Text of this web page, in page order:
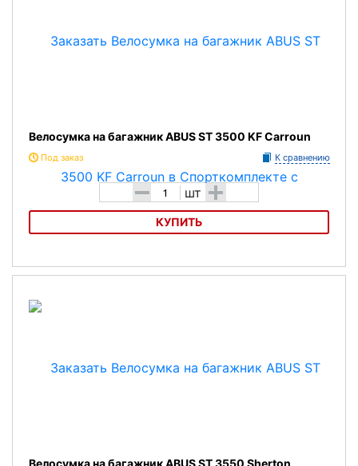
Велосумка на багажник ABUS ST 3500 KF Carroun
Под заказ К сравнению
- шт +
КУПИТЬ
Велосумка на багажник ABUS ST 3500 KF Carroun
Велосумка на багажник ABUS ST 3550 Sherton